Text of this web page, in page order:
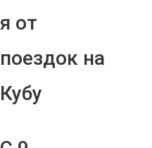
я от
поездок на
Кубу